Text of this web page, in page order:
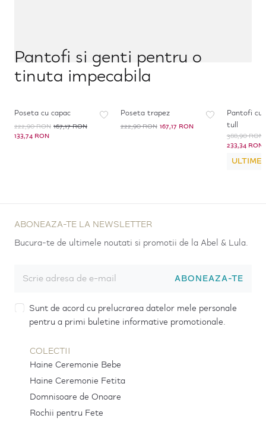
Pantofi si genti pentru o
tinuta impecabila
Poseta cu capac
222,90 RON 167,17 RON
133,74 RON
Poseta trapez
222,90 RON 167,17 RON
Pantofi cu
tull
388,90 RON
233,34 RON
ABONEAZA-TE LA NEWSLETTER
Bucura-te de ultimele noutati si promotii de la Abel & Lula.
ABONEAZA-TE
Sunt de acord cu prelucrarea datelor mele personale
pentru a primi buletine informative promotionale.
COLECTII
Haine Ceremonie Bebe
Haine Ceremonie Fetita
Domnisoare de Onoare
Rochii pentru Fete